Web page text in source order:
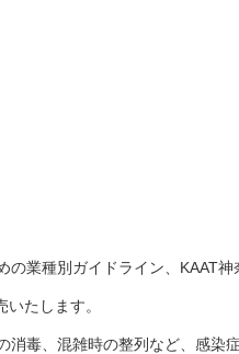
業種別ガイドライン、KAAT
たします。
毒、混雑時の整列など、感染